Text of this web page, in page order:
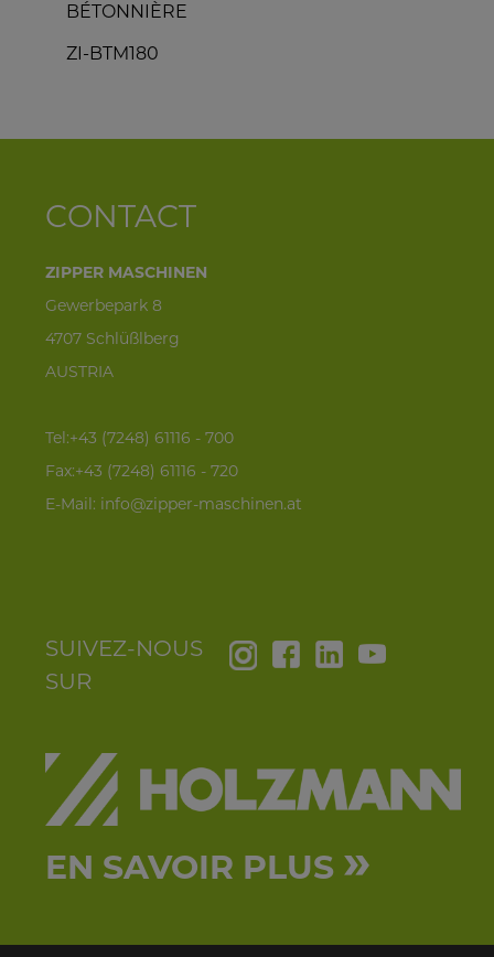
BÉTONNIÈRE
ZI-BTM180
CONTACT
ZIPPER MASCHINEN
Gewerbepark 8
4707 Schlüßlberg
AUSTRIA
Tel:+43 (7248) 61116 - 700
Fax:+43 (7248) 61116 - 720
E-Mail: info@zipper-maschinen.at
SUIVEZ-NOUS
SUR
EN SAVOIR PLUS »